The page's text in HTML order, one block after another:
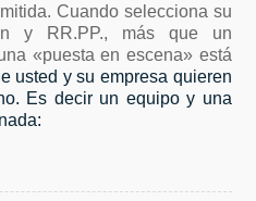
Cuando selecciona su
y RR.PP., más que un
«puesta en escena» está
usted y su empresa quieren
Es decir un equipo y una